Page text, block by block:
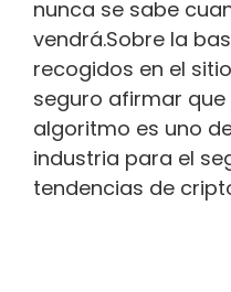
nunca se sabe
vendrá.Sobre la
recogidos en el
seguro afirmar que
algoritmo es uno
industria para el
tendencias de